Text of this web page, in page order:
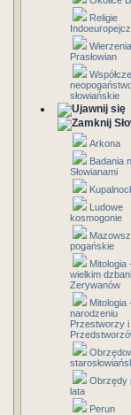
Religie
Wierzenia
Prasłowian
słowiańskie
Arkona
Badania
Słowianami
Ludowe
kosmogonie
pogańskie
Mitologia
wielkim
Zerywanów
Mitologia
narodzeniu
Przestworzy i
Obrzędy
lata
Perun